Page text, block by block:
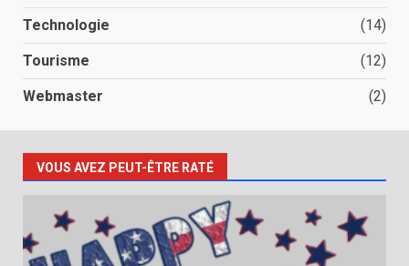
Technologie (14)
Tourisme (12)
Webmaster (2)
VOUS AVEZ PEUT-ÊTRE RATÉ